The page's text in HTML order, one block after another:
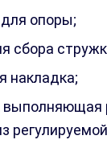
опоры;
сбора
накладка;